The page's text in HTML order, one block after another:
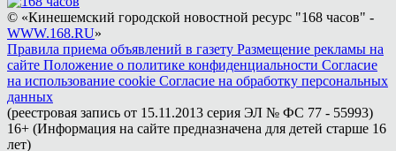
© «Кинешемский городской новостной ресурс "168 часов" -
WWW.168.RU»
Правила приема объявлений в газету Размещение рекламы на
сайте Положение о политике конфиденциальности Согласие
на использование cookie Согласие на обработку персональных
данных
(реестровая запись от 15.11.2013 серия ЭЛ № ФС 77 - 55993)
16+ (Информация на сайте предназначена для детей старше 16
лет)